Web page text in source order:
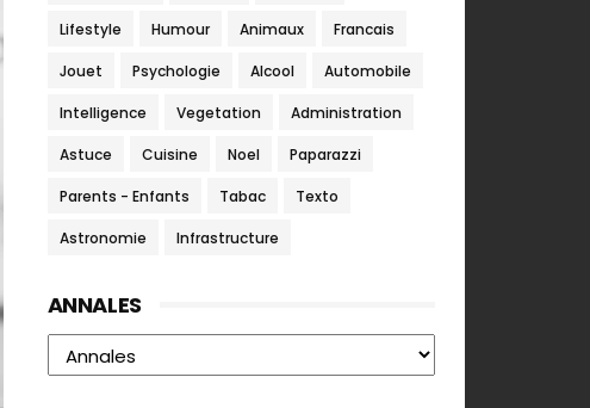
Lifestyle Humour Animaux Francais
Jouet Psychologie Alcool Automobile
Intelligence Vegetation Administration
Astuce Cuisine Noel Paparazzi
Parents - Enfants Tabac Texto
Astronomie Infrastructure
ANNALES